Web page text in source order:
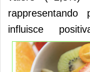
influisce